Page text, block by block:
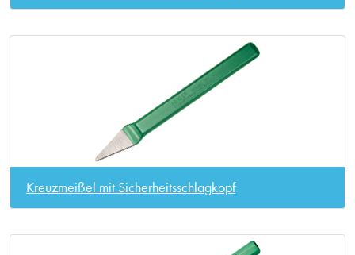
Kreuzmeißel mit Sicherheitsschlagkopf